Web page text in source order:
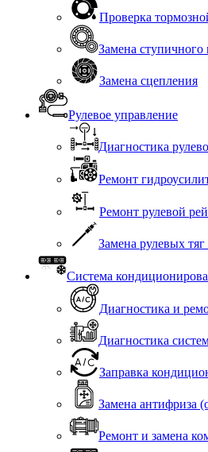
Проверка
Замена
Замена сцепления
Рулевое управление
Диагностика
Ремонт
Ремонт рулевой
Замена рулевых
Система
Диагностика и
Диагностика
Заправка
Замена антифриза
Ремонт и замена